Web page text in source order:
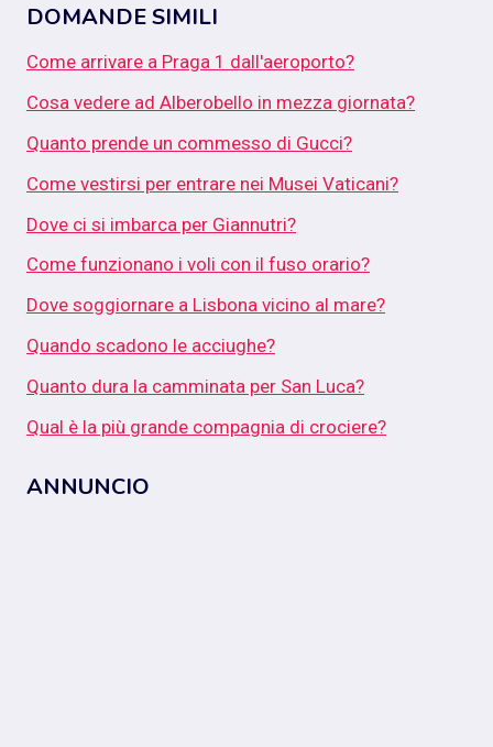
DOMANDE SIMILI
Come arrivare a Praga 1 dall'aeroporto?
Cosa vedere ad Alberobello in mezza giornata?
Quanto prende un commesso di Gucci?
Come vestirsi per entrare nei Musei Vaticani?
Dove ci si imbarca per Giannutri?
Come funzionano i voli con il fuso orario?
Dove soggiornare a Lisbona vicino al mare?
Quando scadono le acciughe?
Quanto dura la camminata per San Luca?
Qual è la più grande compagnia di crociere?
ANNUNCIO